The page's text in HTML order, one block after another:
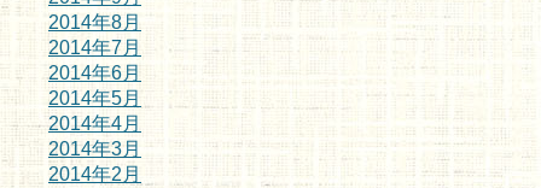
2014年8月
2014年7月
2014年6月
2014年5月
2014年4月
2014年3月
2014年2月